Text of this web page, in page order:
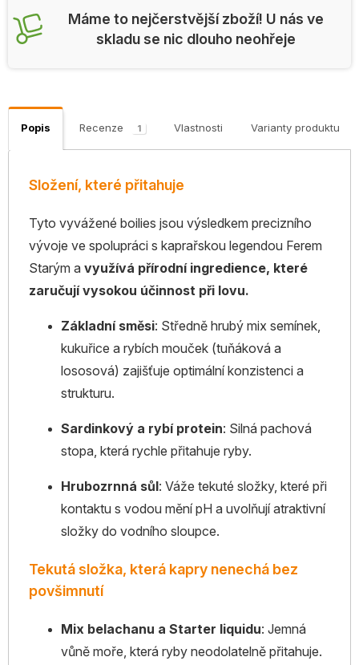
Máme to nejčerstvější zboží! U nás ve
skladu se nic dlouho neohřeje
Popis Recenze 1 Vlastnosti Varianty produktu
Složení, které přitahuje
Tyto vyvážené boilies jsou výsledkem precizního
vývoje ve spolupráci s kaprařskou legendou Ferem
Starým a využívá přírodní ingredience, které
zaručují vysokou účinnost při lovu.
Základní směsi: Středně hrubý mix semínek,
kukuřice a rybích mouček (tuňáková a
lososová) zajišťuje optimální konzistenci a
strukturu.
Sardinkový a rybí protein: Silná pachová
stopa, která rychle přitahuje ryby.
Hrubozrnná sůl: Váže tekuté složky, které při
kontaktu s vodou mění pH a uvolňují atraktivní
složky do vodního sloupce.
Tekutá složka, která kapry nenechá bez
povšimnutí
Mix belachanu a Starter liquidu: Jemná
vůně moře, která ryby neodolatelně přitahuje.